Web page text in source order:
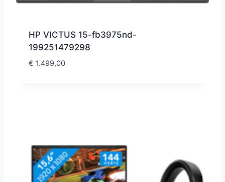
HP VICTUS 15-fb3975nd-
199251479298
€ 1.499,00